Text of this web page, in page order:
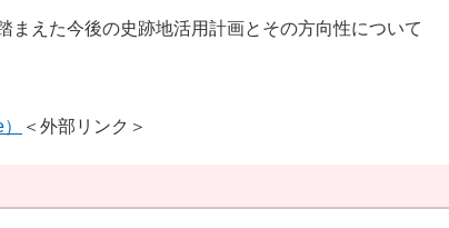
まえた今後の史跡地活用計画とその方向性について
＜外部リンク＞